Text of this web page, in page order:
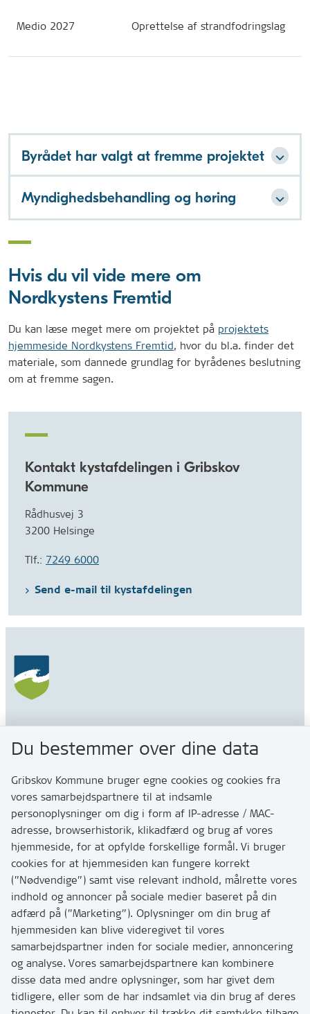
Medio 2027 Oprettelse af strandfodringslag
Byrådet har valgt at fremme projektet
Myndighedsbehandling og høring
Hvis du vil vide mere om
Nordkystens Fremtid
Du kan læse meget mere om projektet på projektets
hjemmeside Nordkystens Fremtid, hvor du bl.a. finder det
materiale, som dannede grundlag for byrådenes beslutning
om at fremme sagen.
Kontakt kystafdelingen i Gribskov
Kommune
Rådhusvej 3
3200 Helsinge
Tlf.: 7249 6000
Send e-mail til kystafdelingen
Gribskov Kommune
Rådhusvej 3
3200 Helsinge
Kontakt
Skriv til os via Digital Post
Har du brug for at komme i kontakt med os? Se her
hvordan
Tip os om huller i vejen eller andet
T:7249 6000
Bemærk: vi har mange opkald mellem kl. 10 og 11
Links
Du bestemmer over dine data
Gribskov Kommune bruger egne cookies og cookies fra
vores samarbejdspartnere til at indsamle
personoplysninger om dig i form af IP-adresse / MAC-
adresse, browserhistorik, klikadfærd og brug af vores
hjemmeside, for at opfylde forskellige formål. Vi bruger
cookies for at hjemmesiden kan fungere korrekt
(”Nødvendige”) samt vise relevant indhold, målrette vores
indhold og annoncer på sociale medier baseret på din
adfærd på (”Marketing”). Oplysninger om din brug af
hjemmesiden kan blive videregivet til vores
samarbejdspartner inden for sociale medier, annoncering
og analyse. Vores samarbejdspartnere kan kombinere
disse data med andre oplysninger, som har givet dem
tidligere, eller som de har indsamlet via din brug af deres